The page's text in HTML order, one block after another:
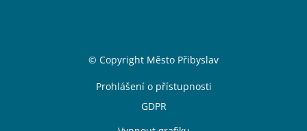
Sekce Patička© Copyright Město Přibyslav
Patička odkazy
Prohlášení o přístupnosti
GDPR